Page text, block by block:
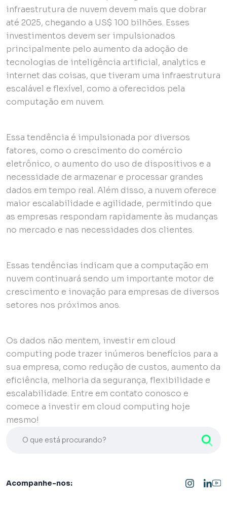
infraestrutura de nuvem devem mais que dobrar
até 2025, chegando a US$ 100 bilhões. Esses
investimentos devem ser impulsionados
principalmente pelo aumento da adoção de
tecnologias de inteligência artificial, analytics e
internet das coisas, que tiveram uma infraestrutura
escalável e flexível, como a oferecidos pela
computação em nuvem.
Essa tendência é impulsionada por diversos
fatores, como o crescimento do comércio
eletrônico, o aumento do uso de dispositivos e a
necessidade de armazenar e processar grandes
dados em tempo real. Além disso, a nuvem oferece
maior escalabilidade e agilidade, permitindo que
as empresas respondam rapidamente às mudanças
no mercado e nas necessidades dos clientes.
Essas tendências indicam que a computação em
nuvem continuará sendo um importante motor de
crescimento e inovação para empresas de diversos
setores nos próximos anos.
Os dados não mentem, investir em cloud
computing pode trazer inúmeros benefícios para a
sua empresa, como redução de custos, aumento da
eficiência, melhoria da segurança, flexibilidade e
escalabilidade. Entre em contato conosco e
comece a investir em cloud computing hoje
mesmo!
Acompanhe-nos: